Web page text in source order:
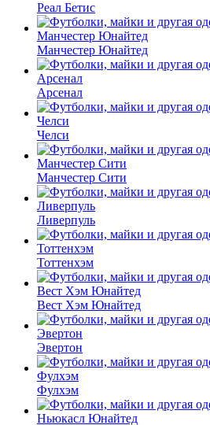
Реал Бетис
Манчестер Юнайтед
Арсенал
Челси
Манчестер Сити
Ливерпуль
Тоттенхэм
Вест Хэм Юнайтед
Эвертон
Фулхэм